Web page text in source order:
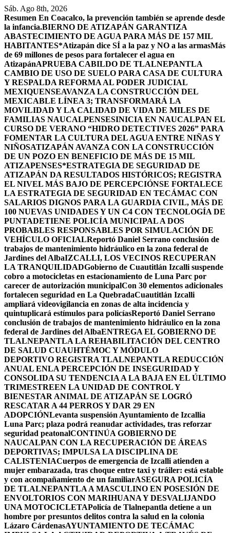
Saltar
al
contenido
Sáb. Ago 8th, 2026
Resumen En Coacalco, la prevención también se aprende desde
la infancia.BIERNO DE ATIZAPÁN GARANTIZA
ABASTECIMIENTO DE AGUA PARA MÁS DE 157 MIL
HABITANTES*Atizapán dice SÍ a la paz y NO a las armasMás
de 69 millones de pesos para fortalecer el agua en
AtizapánAPRUEBA CABILDO DE TLALNEPANTLA
CAMBIO DE USO DE SUELO PARA CASA DE CULTURA
Y RESPALDA REFORMA AL PODER JUDICIAL
MEXIQUENSEAVANZA LA CONSTRUCCIÓN DEL
MEXICABLE LÍNEA 3; TRANSFORMARÁ LA
MOVILIDAD Y LA CALIDAD DE VIDA DE MILES DE
FAMILIAS NAUCALPENSESINICIA EN NAUCALPAN EL
CURSO DE VERANO “HIDRO DETECTIVES 2026” PARA
FOMENTAR LA CULTURA DEL AGUA ENTRE NIÑAS Y
NIÑOSATIZAPÁN AVANZA CON LA CONSTRUCCIÓN
DE UN POZO EN BENEFICIO DE MÁS DE 15 MIL
ATIZAPENSES*ESTRATEGIA DE SEGURIDAD DE
ATIZAPÁN DA RESULTADOS HISTÓRICOS; REGISTRA
EL NIVEL MÁS BAJO DE PERCEPCIÓNSE FORTALECE
LA ESTRATEGIA DE SEGURIDAD EN TECÁMAC CON
SALARIOS DIGNOS PARA LA GUARDIA CIVIL, MÁS DE
100 NUEVAS UNIDADES Y UN C4 CON TECNOLOGÍA DE
PUNTADETIENE POLICÍA MUNICIPAL A DOS
PROBABLES RESPONSABLES POR SIMULACIÓN DE
VEHÍCULO OFICIALReportó Daniel Serrano conclusión de
trabajos de mantenimiento hidráulico en la zona federal de
Jardines del AlbaIZCALLI, LOS VECINOS RECUPERAN
LA TRANQUILIDADGobierno de Cuautitlán Izcalli suspende
cobro a motocicletas en estacionamiento de Luna Parc por
carecer de autorización municipalCon 30 elementos adicionales
fortalecen seguridad en La QuebradaCuautitlán Izcalli
ampliará videovigilancia en zonas de alta incidencia y
quintuplicará estímulos para policíasReportó Daniel Serrano
conclusión de trabajos de mantenimiento hidráulico en la zona
federal de Jardines del AlbaENTREGA EL GOBIERNO DE
TLALNEPANTLA LA REHABILITACIÓN DEL CENTRO
DE SALUD CUAUHTÉMOC Y MÓDULO
DEPORTIVO REGISTRA TLALNEPANTLA REDUCCIÓN
ANUAL ENLA PERCEPCIÓN DE INSEGURIDAD Y
CONSOLIDA SU TENDENCIA A LA BAJA EN EL ÚLTIMO
TRIMESTREEN LA UNIDAD DE CONTROL Y
BIENESTAR ANIMAL DE ATIZAPÁN SE LOGRÓ
RESCATAR A 44 PERROS Y DAR 29 EN
ADOPCIÓNLevanta suspensión Ayuntamiento de Izcallia
Luna Parc; plaza podrá reanudar actividades, tras reforzar
seguridad peatonalCONTINÚA GOBIERNO DE
NAUCALPAN CON LA RECUPERACIÓN DE ÁREAS
DEPORTIVAS; IMPULSA LA DISCIPLINA DE
CALISTENIACuerpos de emergencia de Izcalli atienden a
mujer embarazada, tras choque entre taxi y tráiler: está estable
y con acompañamiento de un familiarASEGURA POLICÍA
DE TLALNEPANTLA A MASCULINO EN POSESIÓN DE
ENVOLTORIOS CON MARIHUANA Y DESVALIJANDO
UNA MOTOCICLETAPolicía de Tlalnepantla detiene a un
hombre por presuntos delitos contra la salud en la colonia
Lázaro CárdenasAYUNTAMIENTO DE TECÁMAC